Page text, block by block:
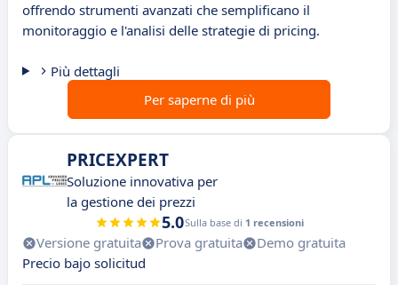
offrendo strumenti avanzati che semplificano il
monitoraggio e l'analisi delle strategie di pricing.
Più dettagli
Per saperne di più
PRICEXPERT
Soluzione innovativa per
la gestione dei prezzi
5.0Sulla base di 1 recensioni
Versione gratuita Prova gratuita
Demo gratuita
Precio bajo solicitud